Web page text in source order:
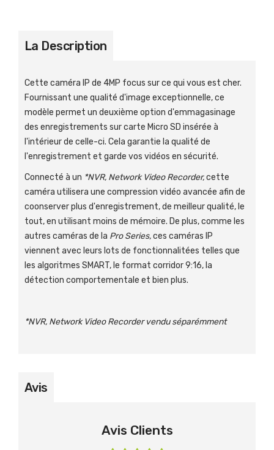
La Description
Cette caméra IP de 4MP focus sur ce qui vous est cher.
Fournissant une qualité d'image exceptionnelle, ce
modèle permet un deuxième option d'emmagasinage
des enregistrements sur carte Micro SD insérée à
l'intérieur de celle-ci. Cela garantie la qualité de
l'enregistrement et garde vos vidéos en sécurité.
Connecté à un *NVR, Network Video Recorder,cette
caméra utilisera une compression vidéo avancée afin de
coonserver plus d'enregistrement, de meilleur qualité, le
tout, en utilisant moins de mémoire. De plus, comme les
autres caméras de la Pro Series,ces caméras IP
viennent avec leurs lots de fonctionnalitées telles que
les algoritmes SMART, le format corridor 9:16, la
détection comportementale et bien plus.
*NVR, Network Video Recorder vendu séparémment
Avis
Avis Clients